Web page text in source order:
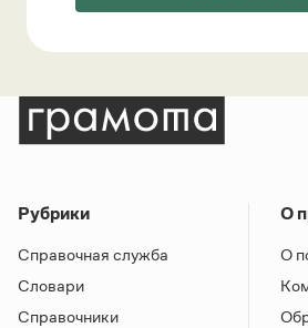
Рубрики
Справочная служба
Словари
Справочники
О
О